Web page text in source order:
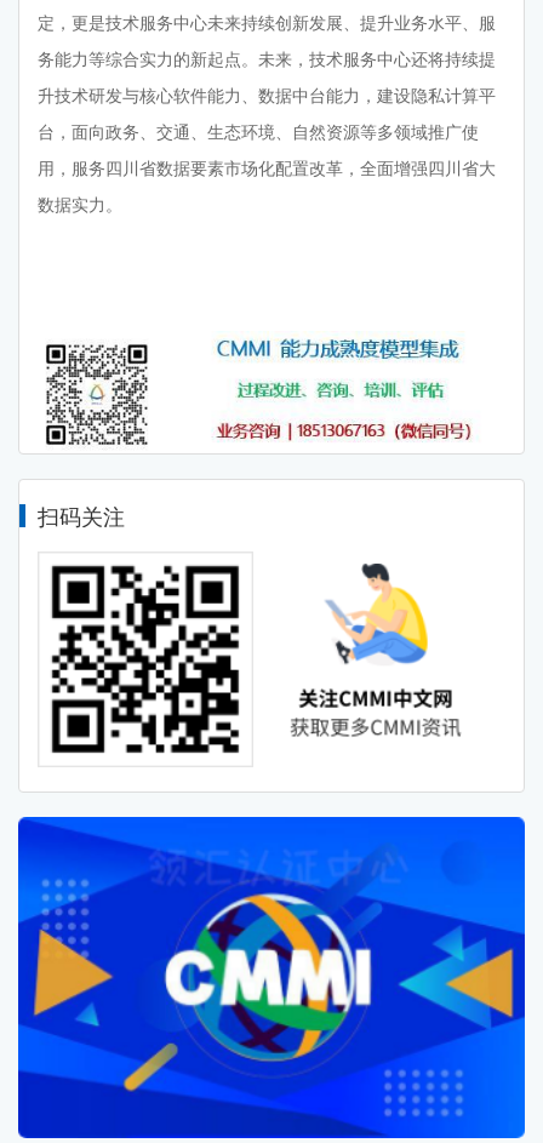
定，更是技术服务中心未来持续创新发展、提升业务水平、服
务能力等综合实力的新起点。未来，技术服务中心还将持续提
升技术研发与核心软件能力、数据中台能力，建设隐私计算平
台，面向政务、交通、生态环境、自然资源等多领域推广使
用，服务四川省数据要素市场化配置改革，全面增强四川省大
数据实力。
扫码关注